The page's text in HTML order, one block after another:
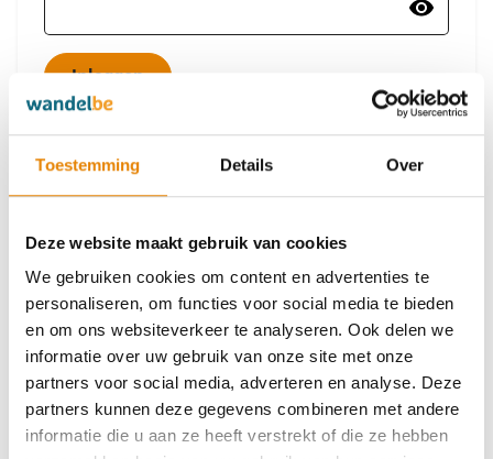
Toestemming Details Over
Deze website maakt gebruik van cookies
We gebruiken cookies om content en advertenties te
personaliseren, om functies voor social media te bieden
en om ons websiteverkeer te analyseren. Ook delen we
informatie over uw gebruik van onze site met onze
partners voor social media, adverteren en analyse. Deze
partners kunnen deze gegevens combineren met andere
informatie die u aan ze heeft verstrekt of die ze hebben
Heb je nog geen account?
Maak dan een nieuw account aan
Maak een nieuw account aan
Vind je je weg niet goed in het wandeldagboek?
Raadpleeg dan hier de handleiding.